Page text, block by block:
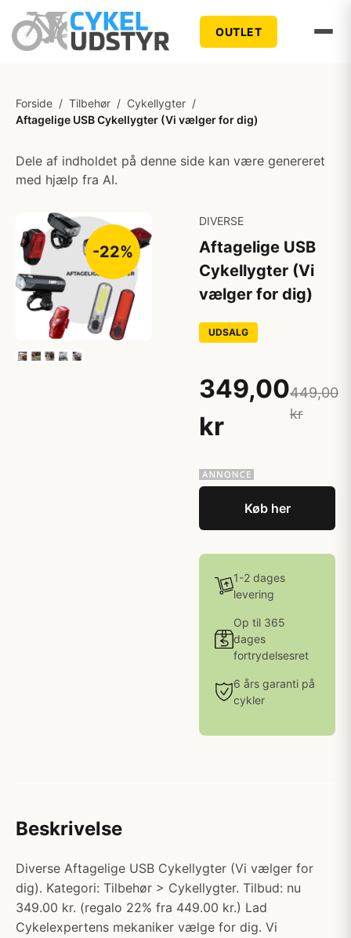
OUTLET
Forside / Tilbehør / Cykellygter /
Aftagelige USB Cykellygter (Vi vælger for dig)
Dele af indholdet på denne side kan være genereret
med hjælp fra AI.
-22%
DIVERSE
Aftagelige USB
Cykellygter (Vi
vælger for dig)
UDSALG
349,00
kr
449,00
kr
Køb her
1-2 dages
levering
Op til 365
dages
fortrydelsesret
6 års garanti på
cykler
Beskrivelse
Diverse Aftagelige USB Cykellygter (Vi vælger for
dig). Kategori: Tilbehør > Cykellygter. Tilbud: nu
349.00 kr. (regalo 22% fra 449.00 kr.) Lad
Cykelexpertens mekaniker vælge for dig. Vi